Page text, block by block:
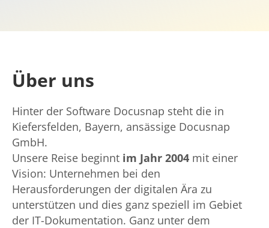
Über uns
Hinter der Software Docusnap steht die in
Kiefersfelden, Bayern, ansässige Docusnap
GmbH.
Unsere Reise beginnt im Jahr 2004 mit einer
Vision: Unternehmen bei den
Herausforderungen der digitalen Ära zu
unterstützen und dies ganz speziell im Gebiet
der IT-Dokumentation. Ganz unter dem